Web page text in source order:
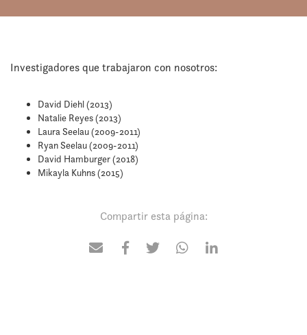
Investigadores que trabajaron con nosotros:
David Diehl (2013)
Natalie Reyes (2013)
Laura Seelau (2009-2011)
Ryan Seelau (2009-2011)
David Hamburger (2018)
Mikayla Kuhns (2015)
Compartir esta página: